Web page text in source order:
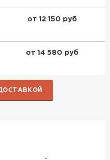
от 12 150 руб
от 14 580 руб
Basfiber